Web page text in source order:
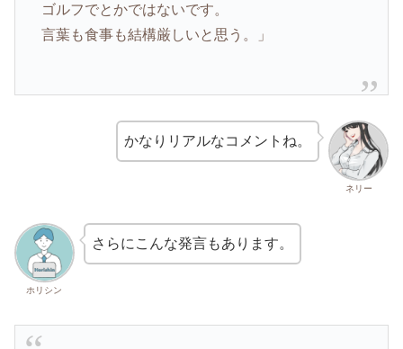
ゴルフでとかではないです。
言葉も食事も結構厳しいと思う。」
ネリー
かなりリアルなコメントね。
ホリシン
さらにこんな発言もあります。